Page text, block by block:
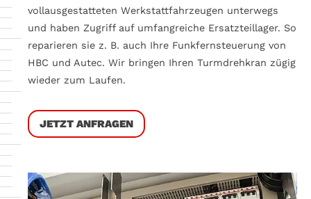
Umsetzungen
Helikoptermontagen
Ihre Anmerkung:
vollausgestatteten Werkstattfahrzeugen unterwegs
und haben Zugriff auf umfangreiche Ersatzteillager. So
reparieren sie z. B. auch Ihre Funkfernsteuerung von
HBC und Autec. Wir bringen Ihren Turmdrehkran zügig
wieder zum Laufen.
JETZT ANFRAGEN